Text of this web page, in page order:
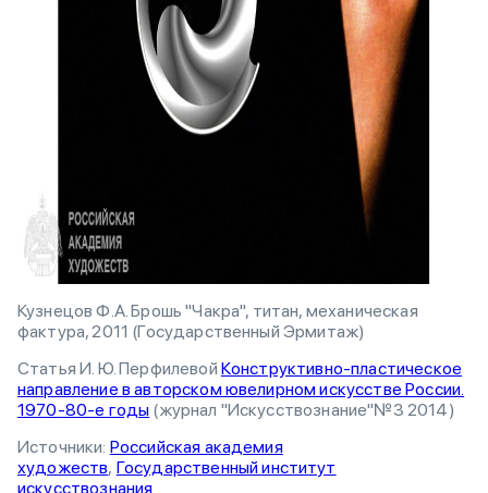
Кузнецов Ф.А. Брошь "Чакра", титан, механическая
фактура, 2011 (Государственный Эрмитаж)
Статья И. Ю. Перфилевой Конструктивно-пластическое
направление в авторском ювелирном искусстве России.
1970-80-е годы (журнал "Искусствознание"№3 2014)
Источники: Российская академия
художеств, Государственный институт
искусствознания